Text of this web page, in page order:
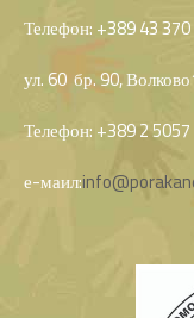
Телефон: +389 43
ул. 60 бр. 90,
Телефон: +389 2
е-маил: